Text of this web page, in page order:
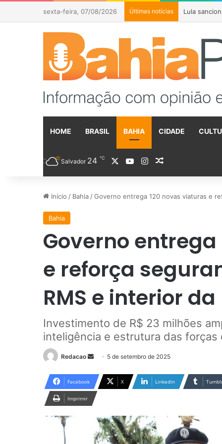
sexta-feira, 07/08/2026 Últimas notícias
HOME BRASIL BAHIA CIDADE
Salvador 24 ℃ YouTubeInstagram
Início / Bahia /Governo entrega 120 novas viaturas e
Bahia
Governo
e reforça
RMS e interior
Investimento de R$ 23 milhões
inteligência e estrutura das forças
Redacao
n
d
u
e
5 de setembro de 2025
Facebook X Linkedin
Imprimir